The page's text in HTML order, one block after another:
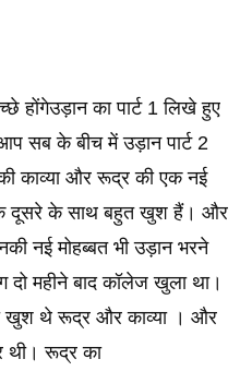
होंगेउड़ान का पार्ट 1 लिखे हुए
सब के बीच में उड़ान पार्ट 2
काव्या और रूद्र की एक नई
दूसरे के साथ बहुत खुश हैं। और
नई मोहब्बत भी उड़ान भरने
महीने बाद कॉलेज खुला था।
खुश थे रूद्र और काव्या । और
थी। रूद्र का